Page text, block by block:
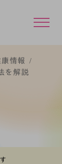
情報
を解説